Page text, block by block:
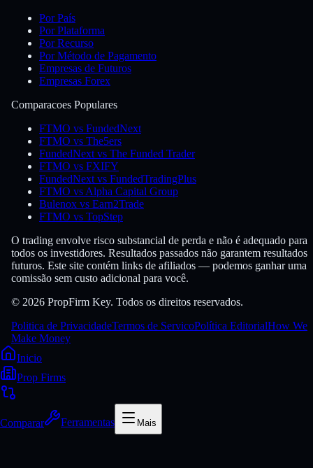
Por País
Por Plataforma
Por Recurso
Por Método de Pagamento
Empresas de Futuros
Empresas Forex
Comparacoes Populares
FTMO vs FundedNext
FTMO vs The5ers
FundedNext vs The Funded Trader
FTMO vs FXIFY
FundedNext vs FundedTradingPlus
FTMO vs Alpha Capital Group
Bulenox vs Earn2Trade
FTMO vs TopStep
O trading envolve risco substancial de perda e não é adequado para
todos os investidores. Resultados passados não garantem resultados
futuros. Este site contém links de afiliados — podemos ganhar uma
comissão sem custo adicional para você.
© 2026 PropFirm Key. Todos os direitos reservados.
Politica de PrivacidadeTermos de ServicoPolítica EditorialHow We
Make Money
Inicio
Prop Firms
Comparar Ferramentas Mais